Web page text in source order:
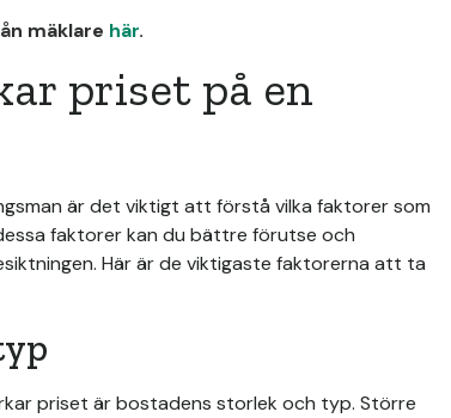
mäklare här.
priset på en
är det viktigt att förstå vilka faktorer som
faktorer kan du bättre förutse och
Här är de viktigaste faktorerna att ta
priset är bostadens storlek och typ. Större